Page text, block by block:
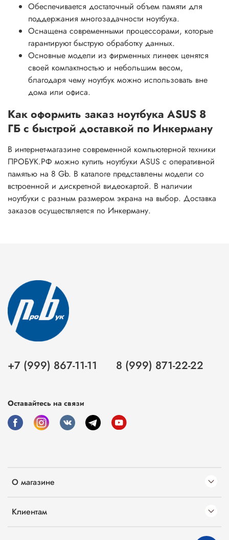
Обеспечивается достаточный объем памяти для
поддержания многозадачности ноутбука.
Оснащена современными процессорами, которые
гарантируют быструю обработку данных.
Основные модели из фирменных линеек ценятся
своей компактностью и небольшим весом,
благодаря чему ноутбук можно использовать вне
дома или офиса.
Как оформить заказ ноутбука ASUS 8
ГБ с быстрой доставкой по Инкерману
В интернет-магазине современной компьютерной техники
ПРОБУК.РФ можно купить ноутбуки ASUS с оперативной
памятью на 8 Gb. В каталоге представлены модели со
встроенной и дискретной видеокартой. В наличии
ноутбуки с разным размером экрана на выбор. Доставка
заказов осуществляется по Инкерману.
О магазине
Клиентам
+7 (999) 867-11-11 8 (999) 871-22-22
Оставайтесь на связи